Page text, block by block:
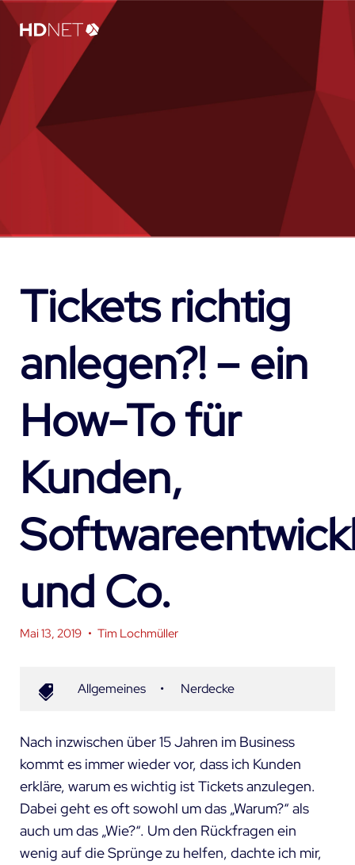
Tickets richtig
anlegen?! – ein
How-To für
Kunden,
und Co.
Mai 13, 2019 • Tim Lochmüller
Allgemeines • Nerdecke
Nach inzwischen über 15 Jahren im Business
kommt es immer wieder vor, dass ich Kunden
erkläre, warum es wichtig ist Tickets anzulegen.
Dabei geht es oft sowohl um das „Warum?“ als
auch um das „Wie?“. Um den Rückfragen ein
wenig auf die Sprünge zu helfen, dachte ich mir,